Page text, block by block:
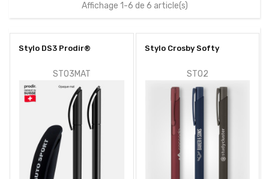
Affichage 1-6 de 6 article(s)
Stylo DS3 Prodir®
STO3MAT
Stylo Crosby Softy
STO2